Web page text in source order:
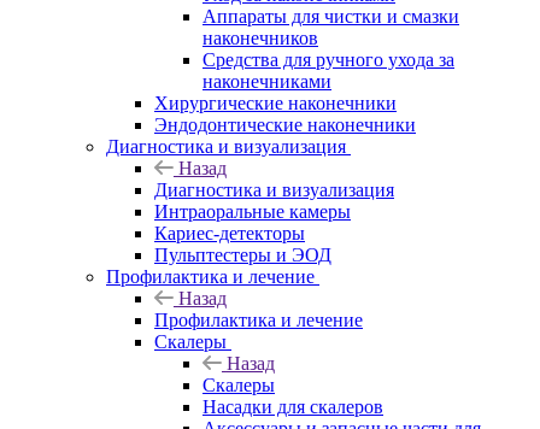
Аппараты для чистки и смазки
наконечников
Средства для ручного ухода за
наконечниками
Хирургические наконечники
Эндодонтические наконечники
Диагностика и визуализация
Назад
Диагностика и визуализация
Интраоральные камеры
Кариес-детекторы
Пульптестеры и ЭОД
Профилактика и лечение
Назад
Профилактика и лечение
Скалеры
Назад
Скалеры
Насадки для скалеров